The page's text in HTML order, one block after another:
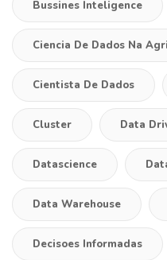
Bussines Inteligence
Ciencia De Dados Na
Cientista De Dados
Cluster Data
Datascience
Data Warehouse
Decisoes Informadas